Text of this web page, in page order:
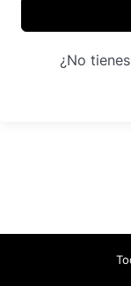
¿No